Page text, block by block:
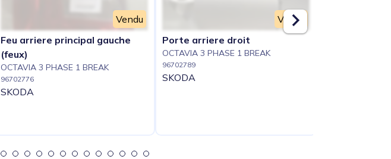
Vendu
Feu arriere principal gauche
(feux)
OCTAVIA 3 PHASE 1 BREAK
96702776
SKODA
Vendu
Porte arriere droit
OCTAVIA 3 PHASE 1 BREAK
96702789
SKODA